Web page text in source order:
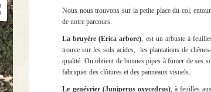
Nous nous trouvons sur la petite place du col,
de notre parcours.
La bruyère (Erica arbore), est un arbuste à
trouve sur les sols acides,
les plantations de
qualité. On obtient de bonnes pipes à fumer de ses
fabriquer des clôtures et des panneaux visuels.
Le genévrier (Juniperus oxycedrus), à feuilles